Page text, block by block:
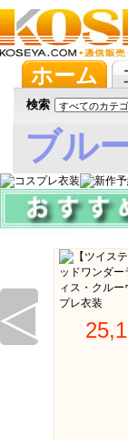
ホーム
抱き枕/
検索
ブル
娘
◁